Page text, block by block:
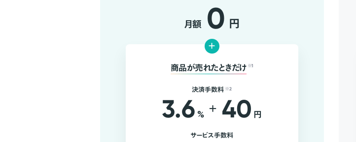
月額 0 円
+
商品が売れたときだけ ※1
決済手数料 ※2
3.6 % + 40 円
サービス手数料